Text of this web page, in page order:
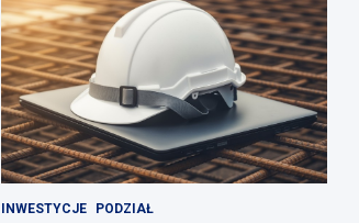
INWESTYCJE PODZIAŁ